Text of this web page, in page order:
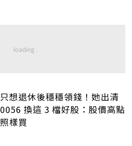
只想退休後穩穩領錢！她出清
0056 換這 3 檔好股：股價高點
照樣買